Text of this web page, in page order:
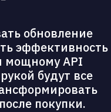
обновление
эффективность
мощному API
будут все
покупки.